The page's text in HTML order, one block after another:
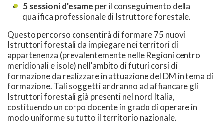
5 sessioni d'esame per il conseguimento della
qualifica professionale di Istruttore forestale.
Questo percorso consentirà di formare 75 nuovi
Istruttori forestali da impiegare nei territori di
appartenenza (prevalentemente nelle Regioni centro
meridionali e isole) nell'ambito di futuri corsi di
formazione da realizzare in attuazione del DM in tema di
formazione. Tali soggetti andranno ad affiancare gli
Istruttori forestali già presenti nel nord Italia,
costituendo un corpo docente in grado di operare in
modo uniforme su tutto il territorio nazionale.